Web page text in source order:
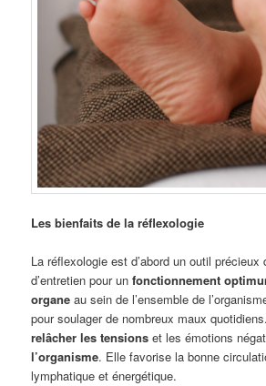
Les bienfaits de la réflexologie
La réflexologie est d’abord un outil
d’entretien pour unfonctionnement
organe au sein de l’ensemble de
pour soulager de nombreux maux
relâcher les tensions et les émotions
l’organisme. Elle favorise la bonne
lymphatique et énergétique.